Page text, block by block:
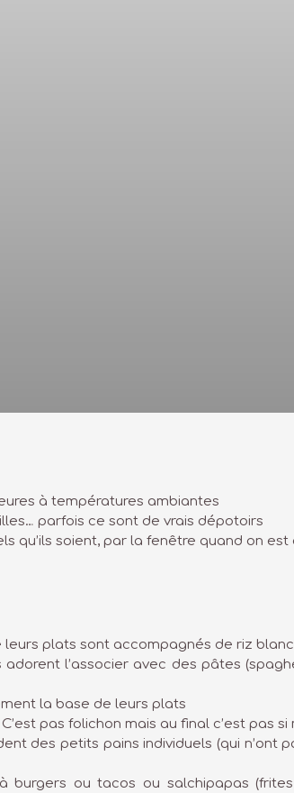
à températures ambiantes
parfois ce sont de vrais dépotoirs
qu’ils soient, par la fenêtre quand on
leurs plats sont accompagnés de riz
adorent l’associer avec des pâtes
la base de leurs plats
pas folichon mais au final c’est pas si
des petits pains individuels (qui n’ont
ou tacos ou salchipapas